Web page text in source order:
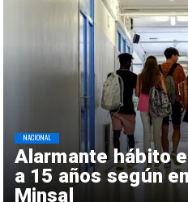
Alarmante hábito
a 15 años según
Minsal
NACIONAL